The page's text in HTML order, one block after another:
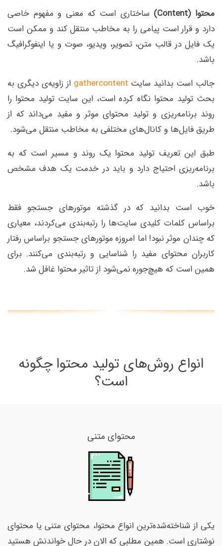
محتوا (Content)
ساختاری است که معنی و مفهوم خاصی
دارد و قرار است پیامی را به مخاطب منتقل کند و ممکن است
یک فایل در قالب متن، تصویر، ویدیو، صوت و یا اینفوگرافیگ
باشد.
جالب است بدانید سایت gathercontentاز زاویه‌ی دیگری به
بحث تولید محتوا نگاه کرده است، این سایت تولید محتوا را
روند برنامه‌ریزی و تولید محتوای موثر و مفید می‌داند که از
طریق فایل‌ها و کانال‌های مختلفی به مخاطب منتقل می‌شود.
طبق این تعریف تولید محتوا یک روند و مسیر است که به
برنامه‌ریزی احتیاج دارد و باید در خدمت یک هدف مشخص
باشد.
خوب است بدانید که در گذشته موتورهای جستجو فقط
براساس کلمات کلیدی سایت‌ها را رتبه‌بندی می‌کردند، معیاری
که چندان موثر نبود! اما امروزه موتورهای جستجو براساس رفتار
کاربران محتوای مفید را شناسایی و رتبه‌بندی می‌کنند. برای
همین است که هیچ‌جوره نمی‌شود از تاثیر محتوا غافل شد.
انواع روش‌های تولید محتوا چگونه
است؟
محتوای متنی
یکی از شناخته‌شده‌ترین انواع محتوا، محتوای متنی یا محتوای
نوشتاری است. همین مطلبی که الان در حال خواندنش هستید